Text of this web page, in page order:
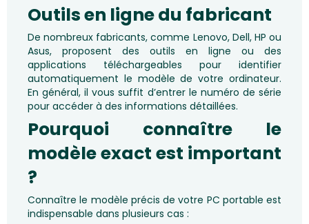
Outils en ligne du fabricant
De nombreux fabricants, comme Lenovo, Dell, HP ou
Asus, proposent des outils en ligne ou des
applications téléchargeables pour identifier
automatiquement le modèle de votre ordinateur.
En général, il vous suffit d’entrer le numéro de série
pour accéder à des informations détaillées.
Pourquoi connaître le
modèle exact est important
?
Connaître le modèle précis de votre PC portable est
indispensable dans plusieurs cas :